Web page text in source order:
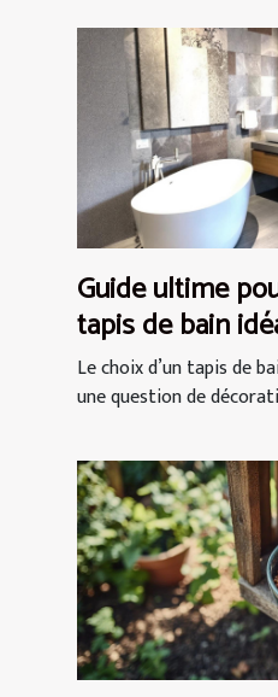
Guide ultime
tapis de bain
espace
Le choix d’un tapis de
une question de